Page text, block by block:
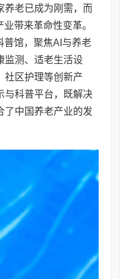
养老已成为刚需，而
带来革命性变革。
普馆，聚焦AI与养老
监测、适老生活设
社区护理等创新产
与科普平台，既解决
了中国养老产业的发